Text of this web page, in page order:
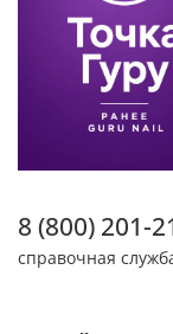
8 (800) 201-
справочная